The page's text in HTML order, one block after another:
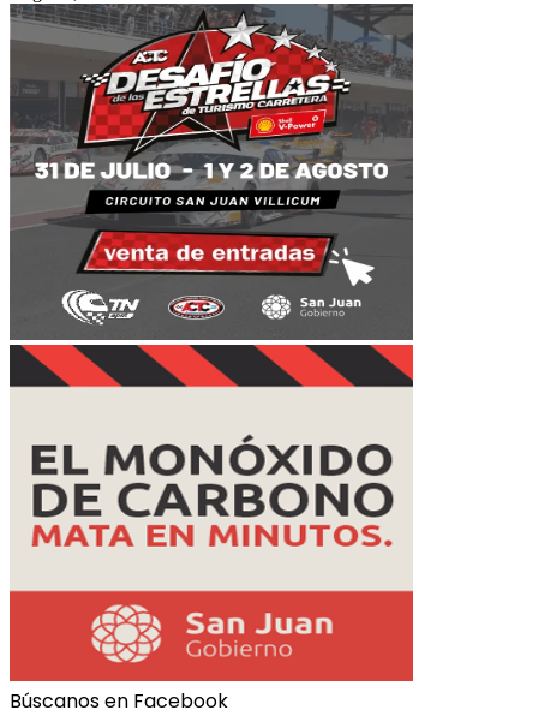
Búscanos en Facebook